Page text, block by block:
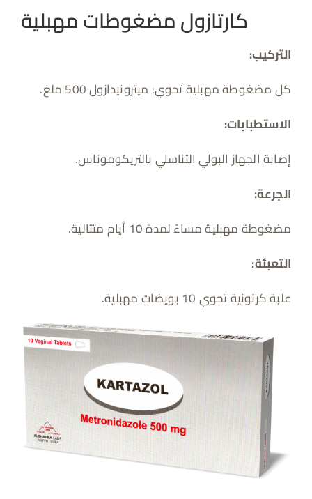
كارتازول مضغوطات مهبلية
التركيب:
كل مضغوطة مهبلية تحوي: ميترونيدازول 500 ملغ.
الاستطبابات:
إصابة الجهاز البولي التناسلي بالتريكوموناس.
الجرعة:
مضغوطة مهبلية مساءً لمدة 10 أيام متتالية.
التعبئة:
علبة كرتونية تحوي 10 بويضات مهبلية.